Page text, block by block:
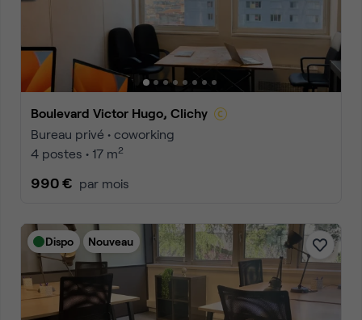
Boulevard Victor Hugo, Clichy
Bureau privé • coworking
4 postes • 17 m2
990 € par mois
Dispo Nouveau